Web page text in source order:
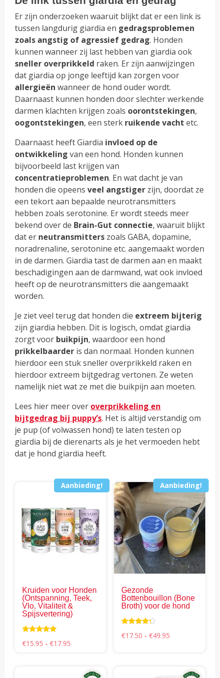
Er zijn onderzoeken waaruit blijkt dat er een link is
tussen langdurig giardia en gedragsproblemen
zoals angstig of agressief gedrag. Honden
kunnen wanneer zij last hebben van giardia ook
sneller overprikkeld raken. Er zijn aanwijzingen
dat giardia op jonge leeftijd kan zorgen voor
allergieën wanneer de hond ouder wordt.
Daarnaast kunnen honden door slechter werkende
darmen klachten krijgen zoals oorontstekingen,
oogontstekingen, een sterk ruikende vacht etc.
Daarnaast heeft Giardia invloed op de
ontwikkeling van een hond. Honden kunnen
bijvoorbeeld last krijgen van
concentratieproblemen. En wat dacht je van
honden die opeensveel angstiger zijn, doordat ze
een tekort aan bepaalde neurotransmitters
hebben zoals serotonine. Er wordt steeds meer
bekend over de Brain-Gut connectie, waaruit blijkt
dat er neutransmitters zoals GABA, dopamine,
noradrenaline, serotonine etc. aangemaakt worden
in de darmen. Giardia tast de darmen aan en maakt
beschadigingen aan de darmwand, wat ook invloed
heeft op de neurotransmitters die aangemaakt
worden.
Je ziet veel terug dat honden die extreem bijterig
zijn giardia hebben. Dit is logisch, omdat giardia
zorgt voor buikpijn, waardoor een hond
prikkelbaarder is dan normaal. Honden kunnen
hierdoor een stuk sneller overprikkeld raken en
hierdoor extreem bijtgedrag vertonen. Ze weten
namelijk niet wat ze met die buikpijn aan moeten.
Lees hier meer over overprikkeling en
bijtgedrag bij puppy’s. Het is altijd verstandig om
je pup (of volwassen hond) te laten testen op
giardia bij de dierenarts als je het vermoeden hebt
dat je hond giardia heeft.
Aanbieding!
Kruiden voor Honden
(Ontspanning, Teek,
Vlo, Vitaliteit &
Spijsvertering)
5.00
€15.95 - €17.95
Dit
product
heeft
meerdere
variaties.
Deze
optie
worden
Aanbieding!
Gezonde
Bottenbouillon (Bone
Broth) voor de hond
g
€17.50 - €49.95Prijsklasse:
Dit
kan